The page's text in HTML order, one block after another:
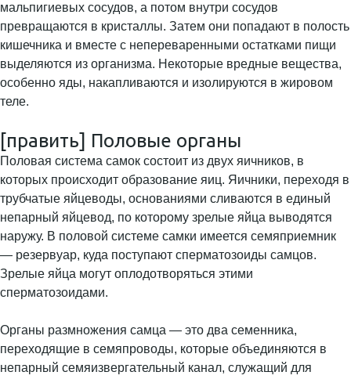
мальпигиевых сосудов, а потом внутри сосудов
превращаются в кристаллы. Затем они попадают в полость
кишечника и вместе с непереваренными остатками пищи
выделяются из организма. Некоторые вредные вещества,
особенно яды, накапливаются и изолируются в жировом
теле.
[править] Половые органы
Половая система самок состоит из двух яичников, в
которых происходит образование яиц. Яичники, переходя в
трубчатые яйцеводы, основаниями сливаются в единый
непарный яйцевод, по которому зрелые яйца выводятся
наружу. В половой системе самки имеется семяприемник
— резервуар, куда поступают сперматозоиды самцов.
Зрелые яйца могут оплодотворяться этими
сперматозоидами.
Органы размножения самца — это два семенника,
переходящие в семяпроводы, которые объединяются в
непарный семяизвергательный канал, служащий для